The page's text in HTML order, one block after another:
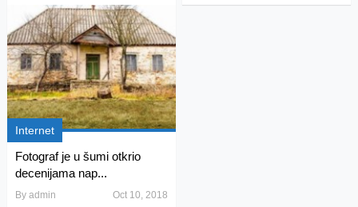
Internet
Fotograf je u šumi otkrio
decenijama nap...
By admin Oct 10, 2018